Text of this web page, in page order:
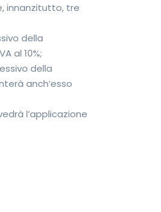
innanzitutto, tre
della
al 10%;
della
anch’esso
l’applicazione